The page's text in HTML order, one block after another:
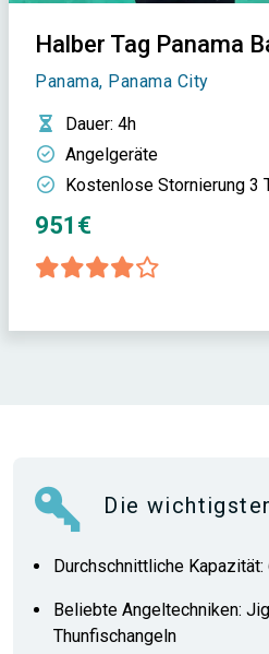
Halber Tag Panama
Panama, Panama City
Dauer: 4h
Angelgeräte
Kostenlose Stornierung 3
951€
Die
Durchschnittliche
Beliebte Angeltechniken:
Thunfischangeln